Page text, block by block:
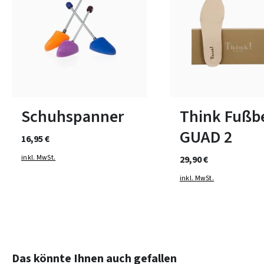
Schuhspanner
16,95 €
inkl. MwSt.
Think
GUAD 2
29,90 €
inkl. MwSt.
Produktgalerie überspringen
Das könnte Ihnen auch gefallen